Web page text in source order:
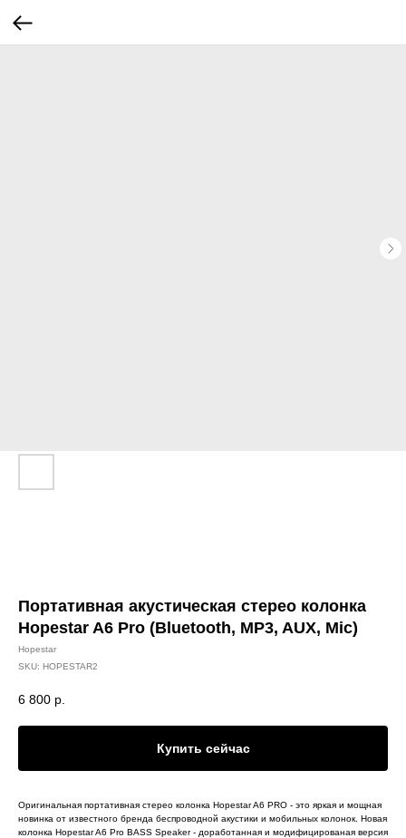
Портативная акустическая стерео колонка
Hopestar A6 Pro (Bluetooth, MP3, AUX, Mic)
Hopestar
SKU: HOPESTAR2
6 800 р.
Купить сейчас
Оригинальная портативная стерео колонка Hopestar A6 PRO - это яркая и мощная
новинка от известного бренда беспроводной акустики и мобильных колонок. Новая
колонка Hopestar A6 Pro BASS Speaker - доработанная и модифицированая версия